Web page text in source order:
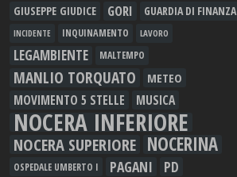
GIUSEPPE GIUDICE GORI GUARDIA DI FINANZA
INCIDENTE INQUINAMENTO LAVORO
LEGAMBIENTE MALTEMPO
MANLIO TORQUATO METEO
MOVIMENTO 5 STELLE MUSICA
NOCERA INFERIORE
NOCERA SUPERIORE NOCERINA
OSPEDALE UMBERTO I PAGANI PD